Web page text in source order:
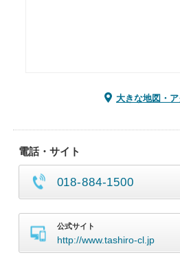
大きな地図・
電話・サイト
018-884-1500
公式サイト
http://www.tashiro-cl.jp